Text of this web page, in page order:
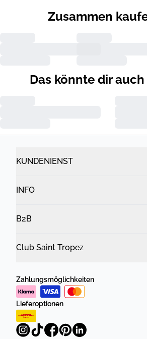
Zusammen
Das könnte dir
KUNDENIENST
INFO
B2B
Club Saint Tropez
Zahlungsmöglichkeiten
Lieferoptionen